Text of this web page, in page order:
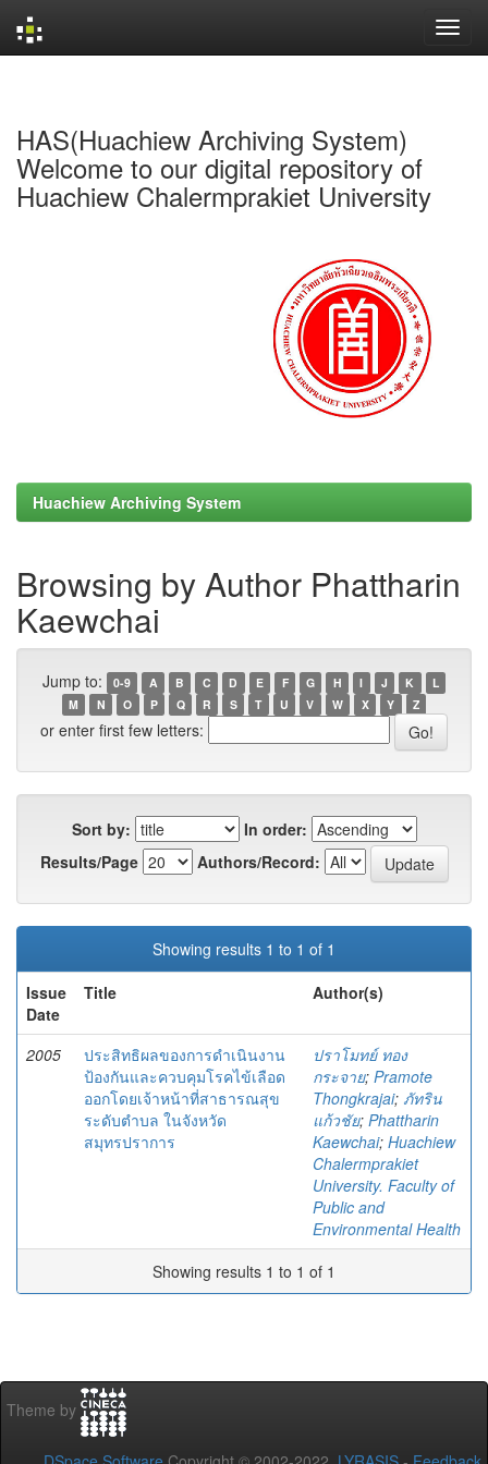
HAS(Huachiew Archiving System)
Welcome to our digital repository of
Huachiew Chalermprakiet University
Huachiew Archiving System
Browsing by Author Phattharin
Kaewchai
Jump to: 0-9 A B C D E F G H I J K
L
M
N O P Q R S T U V W X Y Z
or enter first few letters:
Sort by:
In order:
Results/Page
Authors/Record:
Showing results 1 to 1 of 1
Issue
Date
Title Author(s)
2005
ประสิทธิผลของการดำเนินงาน
ป้องกันและควบคุมโรคไข้เลือด
ออกโดยเจ้าหน้าที่สาธารณสุข
ระดับตำบล ในจังหวัด
สมุทรปราการ
ปราโมทย์ ทอง
กระจาย; Pramote
Thongkrajai; ภัทริน
แก้วชัย; Phattharin
Kaewchai; Huachiew
Chalermprakiet
University. Faculty of
Public and
Environmental Health
Showing results 1 to 1 of 1
Theme by